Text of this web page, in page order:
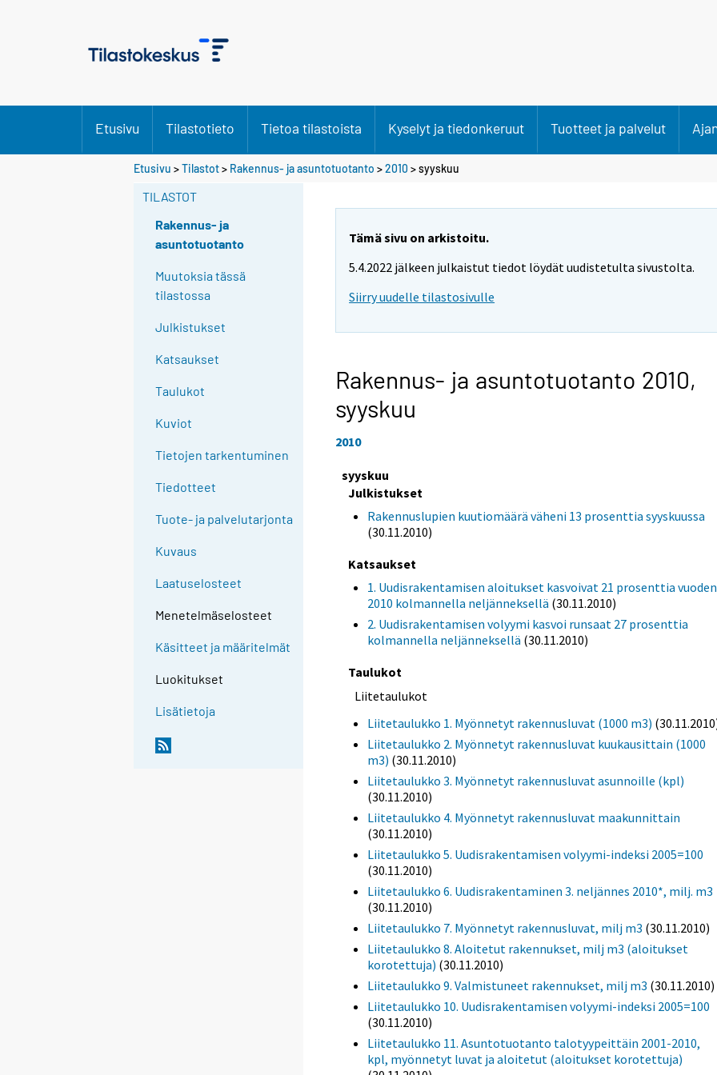
Etusivu Tilastotieto Tietoa tilastoista Kyselyt ja tiedonkeruut Tuotteet ja palvelut
Etusivu >Tilastot> Rakennus- ja asuntotuotanto >2010 >syyskuu
TILASTOT
Rakennus- ja
asuntotuotanto
Muutoksia tässä
tilastossa
Julkistukset
Katsaukset
Taulukot
Kuviot
Tietojen tarkentuminen
Tiedotteet
Tuote- ja palvelutarjonta
Kuvaus
Laatuselosteet
Menetelmäselosteet
Käsitteet ja määritelmät
Luokitukset
Lisätietoja
Tämä sivu on arkistoitu.
5.4.2022 jälkeen julkaistut tiedot löydät uudistetulta sivustolta.
Siirry uudelle tilastosivulle
Rakennus- ja asuntotuotanto 2010,
syyskuu
2010
syyskuu
Julkistukset
Rakennuslupien kuutiomäärä väheni 13 prosenttia syyskuussa
(30.11.2010)
Katsaukset
1. Uudisrakentamisen aloitukset kasvoivat 21 prosenttia vuoden
2010 kolmannella neljänneksellä (30.11.2010)
2. Uudisrakentamisen volyymi kasvoi runsaat 27 prosenttia
kolmannella neljänneksellä (30.11.2010)
Taulukot
Liitetaulukot
Liitetaulukko 1. Myönnetyt rakennusluvat (1000 m3)
Liitetaulukko 2. Myönnetyt rakennusluvat kuukausittain (1000
m3) (30.11.2010)
Liitetaulukko 3. Myönnetyt rakennusluvat asunnoille (kpl)
(30.11.2010)
Liitetaulukko 4. Myönnetyt rakennusluvat maakunnittain
(30.11.2010)
Liitetaulukko 5. Uudisrakentamisen volyymi-indeksi 2005=100
(30.11.2010)
Liitetaulukko 6. Uudisrakentaminen 3. neljännes 2010*, milj. m3
(30.11.2010)
Liitetaulukko 7. Myönnetyt rakennusluvat, milj m3 (30.11.2010)
Liitetaulukko 8. Aloitetut rakennukset, milj m3 (aloitukset
korotettuja) (30.11.2010)
Liitetaulukko 9. Valmistuneet rakennukset, milj m3 (30.11.2010)
Liitetaulukko 10. Uudisrakentamisen volyymi-indeksi 2005=100
(30.11.2010)
Liitetaulukko 11. Asuntotuotanto talotyypeittäin 2001-2010,
kpl, myönnetyt luvat ja aloitetut (aloitukset korotettuja)